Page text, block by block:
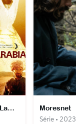
A la recherche de Lawrence d'Arabie Moresnet
Série • 2023